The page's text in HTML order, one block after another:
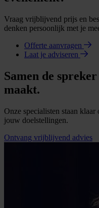
Vraag vrijblijvend prijs en
denken persoonlijk met je
Offerte aanvragen
Laat je adviseren
Samen de
maakt.
Onze specialisten staan
jouw doelstellingen.
Ontvang vrijblijvend advies